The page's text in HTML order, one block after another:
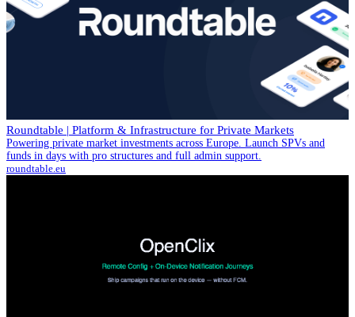
Roundtable | Platform & Infrastructure for Private Markets
Powering private market investments across Europe. Launch SPVs and
funds in days with pro structures and full admin support.
roundtable.eu